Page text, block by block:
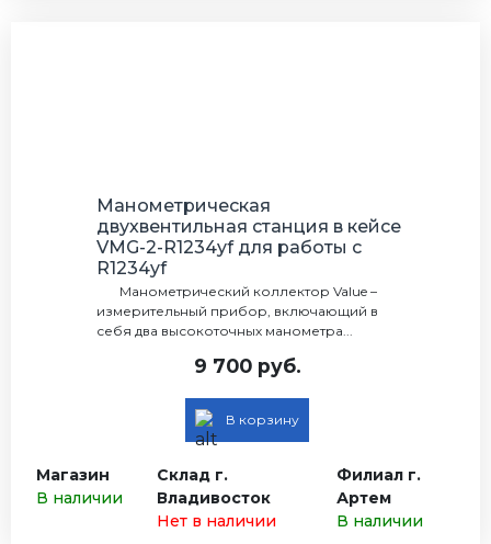
Манометрическая
двухвентильная станция в кейсе
VMG-2-R1234yf для работы с
R1234yf
Манометрический коллектор Value –
измерительный прибор, включающий в
себя два высокоточных манометра...
9 700 руб.
В корзину
Магазин
В наличии
Склад г.
Владивосток
Нет в наличии
Филиал г.
Артем
В наличии